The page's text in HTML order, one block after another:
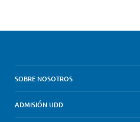
SOBRE NOSOTROS
ADMISIÓN UDD